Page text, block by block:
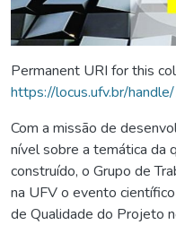
Permanent URI for this
https://locus.ufv.br/
Com a missão de
nível sobre a temática da
construído, o Grupo de
na UFV o evento
de Qualidade do Projeto